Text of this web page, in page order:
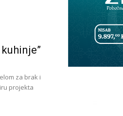
za brak i
projekta